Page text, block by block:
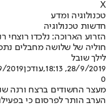
X
טכנולוגיה ומדע
חדשות טכנולוגיה
הזרוע הארוכה: נלכדו רוצחי
חוליה של שלושה מחבלים
לילך שובל
28/9/2019, 18:13
,עודכן20:27
0
מעצר החשודים ברצח ורנה
הערב הותר לפרסום כי